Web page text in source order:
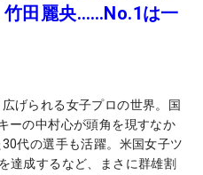
竹田麗央……No.1は一
げられる女子プロの世界。国
ーの中村心が頭角を現すなか
代の選手も活躍。米国女子ツ
達成するなど、まさに群雄割